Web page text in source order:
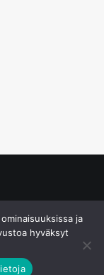
ja
hyväksyt